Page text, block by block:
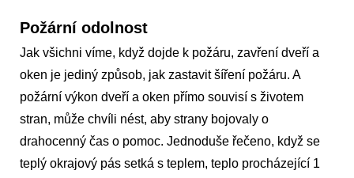
Požární odolnost
Jak všichni víme, když dojde k požáru, zavření dveří a
oken je jediný způsob, jak zastavit šíření požáru. A
požární výkon dveří a oken přímo souvisí s životem
stran, může chvíli nést, aby strany bojovaly o
drahocenný čas o pomoc. Jednoduše řečeno, když se
teplý okrajový pás setká s teplem, teplo procházející 1